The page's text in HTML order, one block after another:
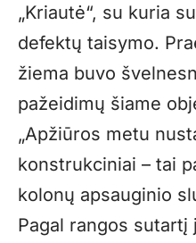
„Kriautė“, su kuria
defektų taisymo.
žiema buvo
pažeidimų šiame
„Apžiūros metu
konstrukciniai – tai
kolonų apsauginio
Pagal rangos sutartį